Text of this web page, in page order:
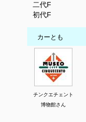
二代F
初代F
カーとも
チンクエチェント
博物館さん